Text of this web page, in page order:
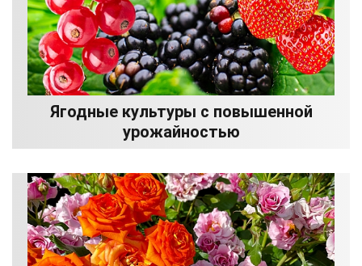
Ягодные культуры с повышенной
урожайностью